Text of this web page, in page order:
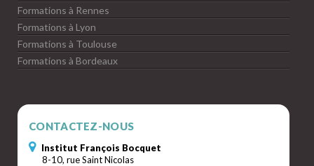
Formations à Rennes
Formations à Lyon
Formations à Toulouse
Formations à Bordeaux
CONTACTEZ-NOUS
Institut François Bocquet
8-10, rue Saint Nicolas